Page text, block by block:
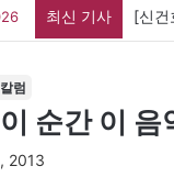
최신 기사 유가
칼럼
순간 이
2013